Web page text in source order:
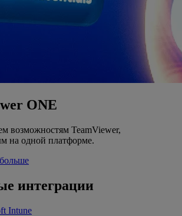
ONE
возможностям TeamViewer,
на одной платформе.
интеграции
Intune